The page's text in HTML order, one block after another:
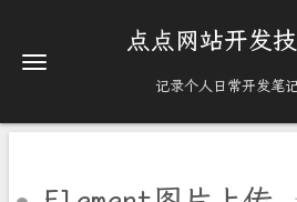
点点网站开发
记录个人日常开发笔